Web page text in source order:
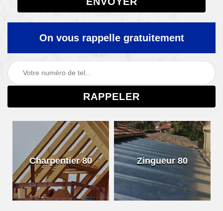
On vous rappelle gratuitement
Charpentier 80 Zingueur 80